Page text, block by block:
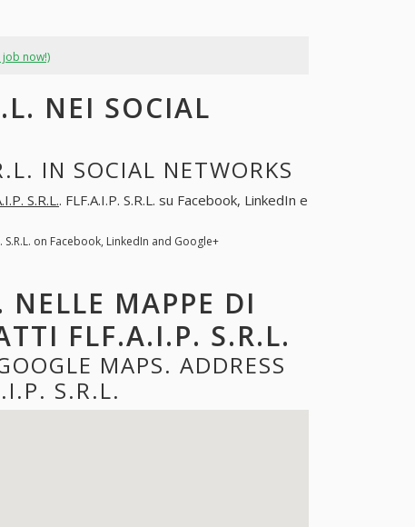
job now!)
NEI SOCIAL
IN SOCIAL NETWORKS
S.R.L.. FLF.A.I.P. S.R.L. su Facebook, LinkedIn e
S.R.L. on Facebook, LinkedIn and Google+
MAPPE DI
FLF.A.I.P. S.R.L.
MAPS. ADDRESS
S.R.L.